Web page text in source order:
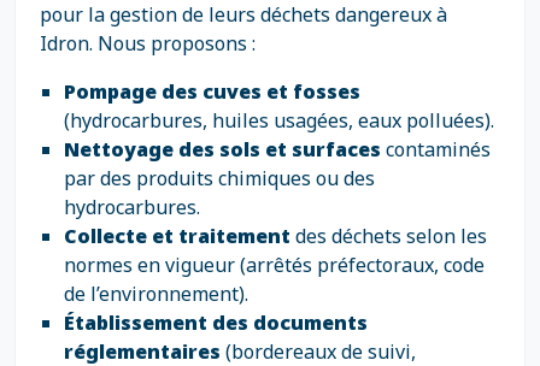
pour la gestion de leurs déchets dangereux à
Idron. Nous proposons :
Pompage des cuves et fosses
(hydrocarbures, huiles usagées, eaux polluées).
Nettoyage des sols et surfaces contaminés
par des produits chimiques ou des
hydrocarbures.
Collecte et traitement des déchets selon les
normes en vigueur (arrêtés préfectoraux, code
de l’environnement).
Établissement des documents
réglementaires (bordereaux de suivi,